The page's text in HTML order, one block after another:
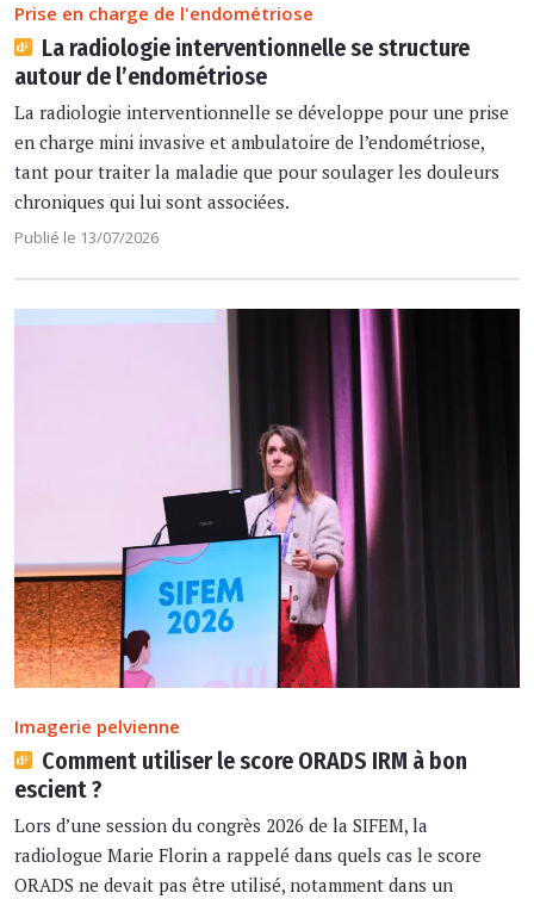
Prise en charge de l'endométriose
La radiologie interventionnelle se structure
autour de l’endométriose
La radiologie interventionnelle se développe pour une prise
en charge mini invasive et ambulatoire de l’endométriose,
tant pour traiter la maladie que pour soulager les douleurs
chroniques qui lui sont associées.
Publié le 13/07/2026
Imagerie pelvienne
Comment utiliser le score ORADS IRM à bon
escient ?
Lors d’une session du congrès 2026 de la SIFEM, la
radiologue Marie Florin a rappelé dans quels cas le score
ORADS ne devait pas être utilisé, notamment dans un